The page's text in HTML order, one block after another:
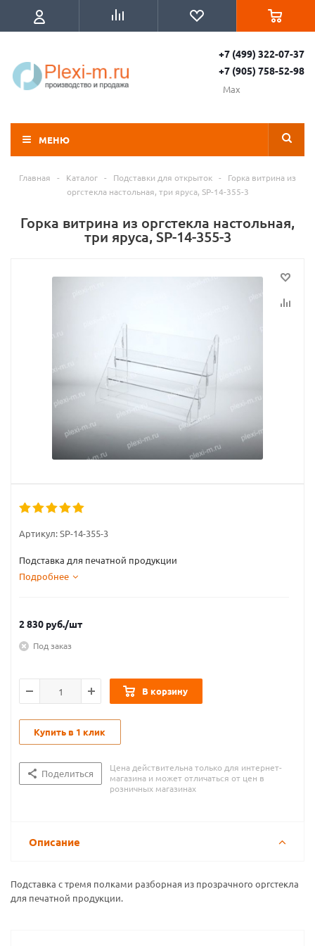
+7 (499) 322-07-37
+7 (905) 758-52-98
Max
МЕНЮ
Главная - Каталог - Подставки для открыток -
Горка витрина из
оргстекла настольная, три яруса, SP-14-355-3
Горка витрина из оргстекла настольная,
три яруса, SP-14-355-3
Артикул:SP-14-355-3
Подставка для печатной продукции
Подробнее
2 830 руб./шт
Под заказ
В корзину
Купить в 1 клик
Поделиться
Цена действительна только для интернет-
магазина и может отличаться от цен в
розничных магазинах
Описание
Подставка с тремя полками разборная из прозрачного оргстекла
для печатной продукции.